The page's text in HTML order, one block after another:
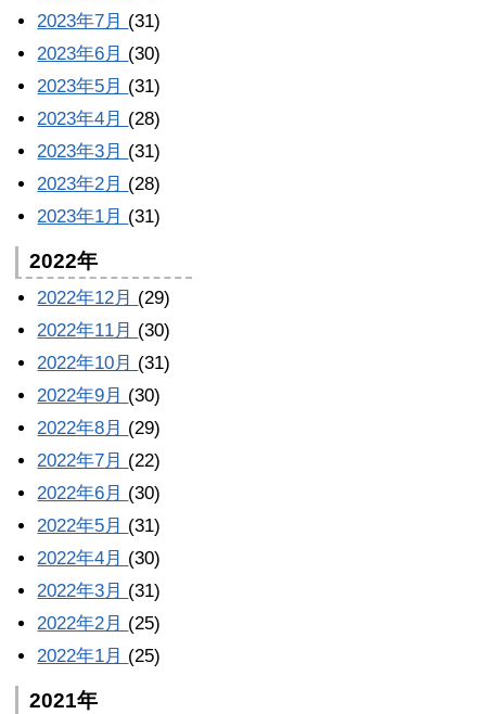
2023年7月 (31)
2023年6月 (30)
2023年5月 (31)
2023年4月 (28)
2023年3月 (31)
2023年2月 (28)
2023年1月 (31)
2022年
2022年12月 (29)
2022年11月 (30)
2022年10月 (31)
2022年9月 (30)
2022年8月 (29)
2022年7月 (22)
2022年6月 (30)
2022年5月 (31)
2022年4月 (30)
2022年3月 (31)
2022年2月 (25)
2022年1月 (25)
2021年